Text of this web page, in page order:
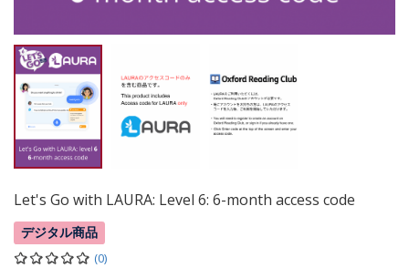
Let's Go with LAURA: Level 6: 6-month access code
デジタル商品
(0)